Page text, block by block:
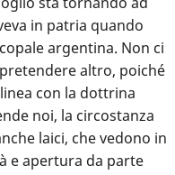
in patria quando
argentina. Non ci
altro, poiché
con la dottrina
noi, la circostanza
laici, che vedono in
e apertura da parte